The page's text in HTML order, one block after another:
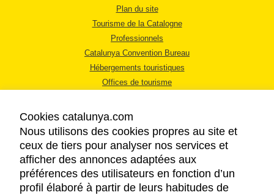
Plan du site
Tourisme de la Catalogne
Professionnels
Catalunya Convention Bureau
Hébergements touristiques
Offices de tourisme
MENTIONS LÉGALES
RÈGLES DE CONFIDENTIALITÉ
Cookies catalunya.com
Nous utilisons des cookies propres au site et
ceux de tiers pour analyser nos services et
afficher des annonces adaptées aux
préférences des utilisateurs en fonction d’un
profil élaboré à partir de leurs habitudes de